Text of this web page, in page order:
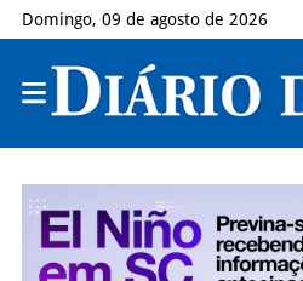
Domingo, 09 de agosto de 2026